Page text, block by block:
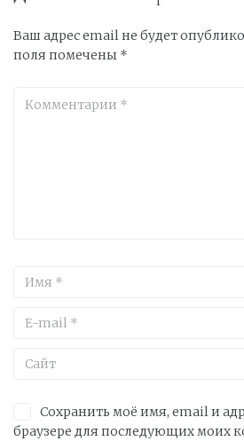
Ваш адрес email не будет
поля помечены *
Сохранить моё имя, email и
браузере для последующих моих